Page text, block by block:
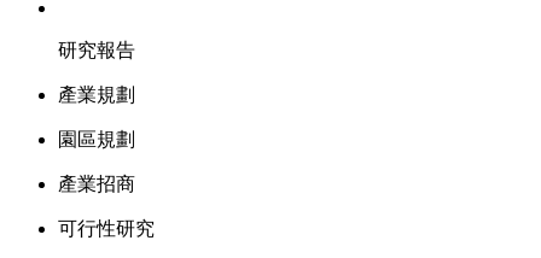
研究報告
產業規劃
園區規劃
產業招商
可行性研究